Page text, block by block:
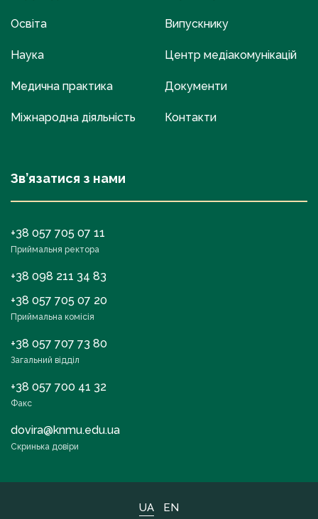
Освіта
Наука
Медична практика
Міжнародна діяльність
Випускнику
Центр медіакомунікацій
Документи
Контакти
Зв’язатися з нами
+38 057 705 07 11
Приймальня ректора
+38 098 211 34 83
+38 057 705 07 20
Приймальна комісія
+38 057 707 73 80
Загальний відділ
+38 057 700 41 32
Факс
dovira@knmu.edu.ua
Скринька довіри
UA EN